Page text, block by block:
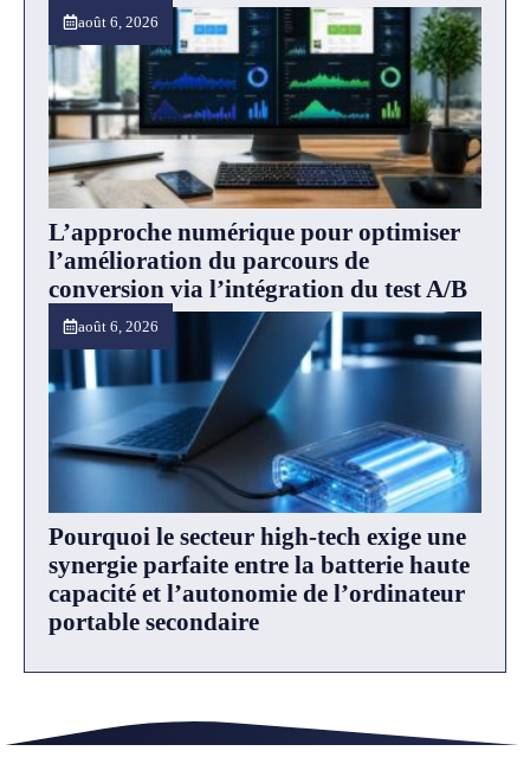
août 6, 2026
L’approche numérique pour optimiser
l’amélioration du parcours de
conversion via l’intégration du test A/B
août 6, 2026
Pourquoi le secteur high-tech exige une
synergie parfaite entre la batterie haute
capacité et l’autonomie de l’ordinateur
portable secondaire